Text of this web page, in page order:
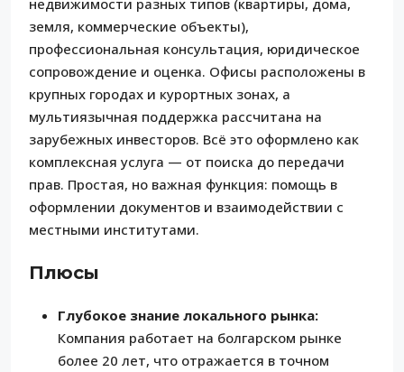
земля, коммерческие объекты),
профессиональная консультация, юридическое
сопровождение и оценка. Офисы расположены в
крупных городах и курортных зонах, а
мультиязычная поддержка рассчитана на
зарубежных инвесторов. Всё это оформлено как
комплексная услуга — от поиска до передачи
прав. Простая, но важная функция: помощь в
оформлении документов и взаимодействии с
местными институтами.
Плюсы
Глубокое знание локального рынка:
Компания работает на болгарском рынке
более 20 лет, что отражается в точном